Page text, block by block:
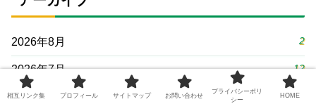
2026年8月 2
2026年7月 12
2026年6月 13
相互リンク集 プロフィール サイトマップ お問い合わせ
プライバシーポリ
シー
HOME